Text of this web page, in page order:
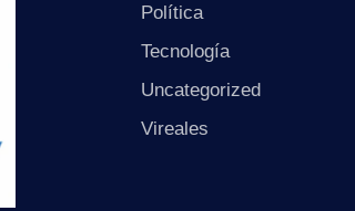
Política
Tecnología
Uncategorized
Vireales